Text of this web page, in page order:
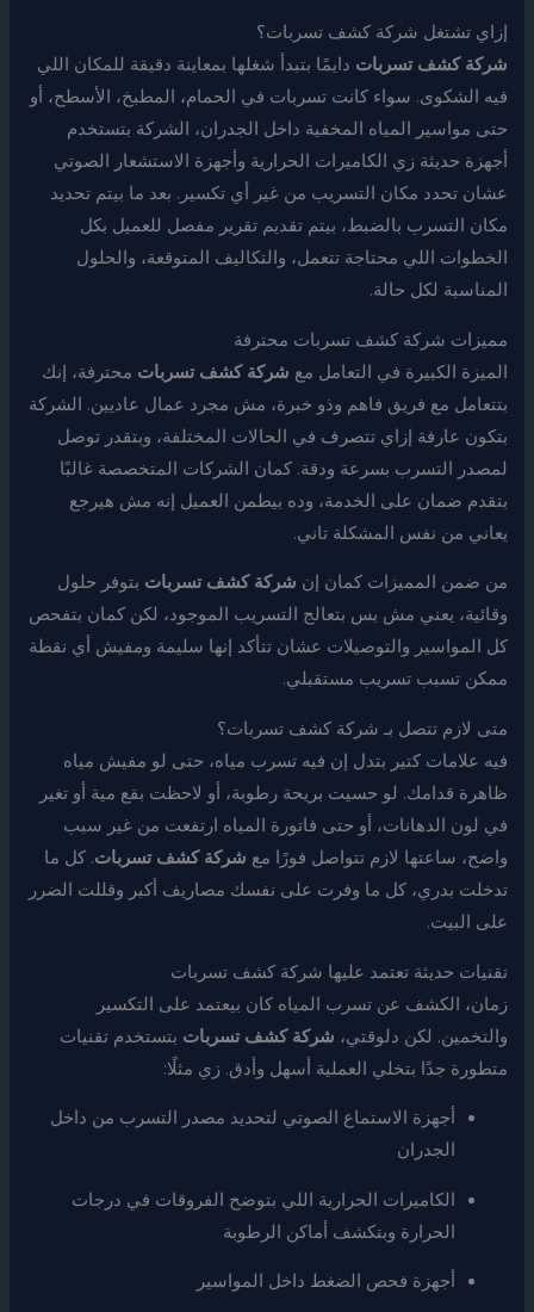
إزاي تشتغل شركة كشف تسربات؟
شركة كشف تسربات دايمًا بتبدأ شغلها بمعاينة دقيقة للمكان اللي
فيه الشكوى. سواء كانت تسربات في الحمام، المطبخ، الأسطح، أو
حتى مواسير المياه المخفية داخل الجدران، الشركة بتستخدم
أجهزة حديثة زي الكاميرات الحرارية وأجهزة الاستشعار الصوتي
عشان تحدد مكان التسريب من غير أي تكسير. بعد ما بيتم تحديد
مكان التسرب بالضبط، بيتم تقديم تقرير مفصل للعميل بكل
الخطوات اللي محتاجة تتعمل، والتكاليف المتوقعة، والحلول
المناسبة لكل حالة.
مميزات شركة كشف تسربات محترفة
الميزة الكبيرة في التعامل مع شركة كشف تسربات محترفة، إنك
بتتعامل مع فريق فاهم وذو خبرة، مش مجرد عمال عاديين. الشركة
بتكون عارفة إزاي تتصرف في الحالات المختلفة، وبتقدر توصل
لمصدر التسرب بسرعة ودقة. كمان الشركات المتخصصة غالبًا
بتقدم ضمان على الخدمة، وده بيطمن العميل إنه مش هيرجع
يعاني من نفس المشكلة تاني.
من ضمن المميزات كمان إن شركة كشف تسربات بتوفر حلول
وقائية، يعني مش بس بتعالج التسريب الموجود، لكن كمان بتفحص
كل المواسير والتوصيلات عشان تتأكد إنها سليمة ومفيش أي نقطة
ممكن تسبب تسريب مستقبلي.
متى لازم تتصل بـ شركة كشف تسربات؟
فيه علامات كتير بتدل إن فيه تسرب مياه، حتى لو مفيش مياه
ظاهرة قدامك. لو حسيت بريحة رطوبة، أو لاحظت بقع مية أو تغير
في لون الدهانات، أو حتى فاتورة المياه ارتفعت من غير سبب
واضح، ساعتها لازم تتواصل فورًا مع شركة كشف تسربات. كل ما
تدخلت بدري، كل ما وفرت على نفسك مصاريف أكبر وقللت الضرر
على البيت.
تقنيات حديثة تعتمد عليها شركة كشف تسربات
زمان، الكشف عن تسرب المياه كان بيعتمد على التكسير
والتخمين. لكن دلوقتي، شركة كشف تسربات بتستخدم تقنيات
متطورة جدًا بتخلي العملية أسهل وأدق. زي مثلًا:
أجهزة الاستماع الصوتي لتحديد مصدر التسرب من داخل
الجدران
الكاميرات الحرارية اللي بتوضح الفروقات في درجات
الحرارة وبتكشف أماكن الرطوبة
أجهزة فحص الضغط داخل المواسير